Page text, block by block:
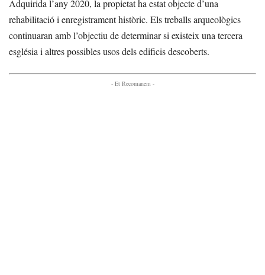
Adquirida l’any 2020, la propietat ha estat objecte d’una
rehabilitació i enregistrament històric. Els treballs arqueològics
continuaran amb l’objectiu de determinar si existeix una tercera
església i altres possibles usos dels edificis descoberts.
- Et Recomanem -